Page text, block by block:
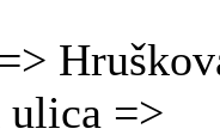
ulica =>